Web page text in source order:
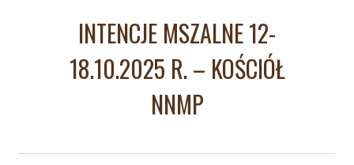
INTENCJE MSZALNE 12-
18.10.2025 R. – KOŚCIÓŁ
NNMP